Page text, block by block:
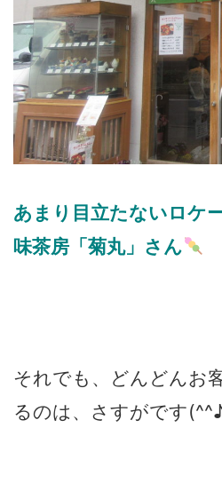
あまり目立たないロケ
味茶房「菊丸」さん
それでも、どんどんお
るのは、さすがです